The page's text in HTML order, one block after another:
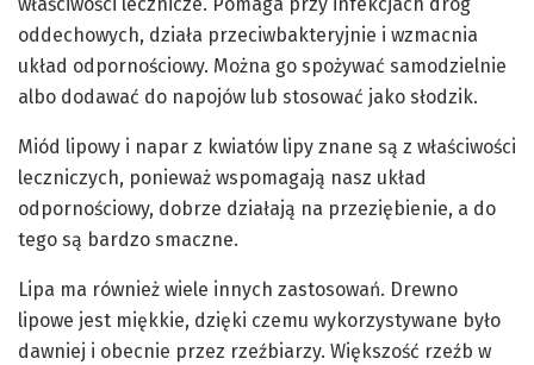
oddechowych, działa przeciwbakteryjnie i wzmacnia
układ odpornościowy. Można go spożywać samodzielnie
albo dodawać do napojów lub stosować jako słodzik.
Miód lipowy i napar z kwiatów lipy znane są z właściwości
leczniczych, ponieważ wspomagają nasz układ
odpornościowy, dobrze działają na przeziębienie, a do
tego są bardzo smaczne.
Lipa ma również wiele innych zastosowań. Drewno
lipowe jest miękkie, dzięki czemu wykorzystywane było
dawniej i obecnie przez rzeźbiarzy. Większość rzeźb w